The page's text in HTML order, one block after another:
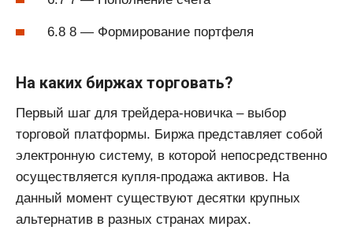
6.8 8 — Формирование портфеля
На каких биржах торговать?
Первый шаг для трейдера-новичка – выбор
торговой платформы. Биржа представляет собой
электронную систему, в которой непосредственно
осуществляется купля-продажа активов. На
данный момент существуют десятки крупных
альтернатив в разных странах мирах.